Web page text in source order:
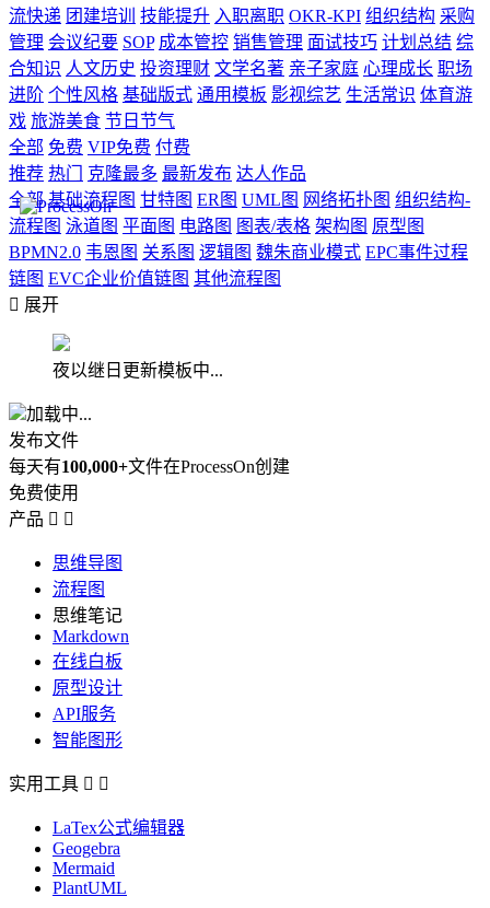
流快递 团建培训 技能提升 入职离职 OKR-KPI 组织结构 采购
管理 会议纪要 SOP 成本管控 销售管理 面试技巧 计划总结 综
合知识 人文历史 投资理财 文学名著 亲子家庭 心理成长 职场
进阶 个性风格 基础版式 通用模板 影视综艺 生活常识 体育游
戏 旅游美食 节日节气
全部 免费 VIP免费 付费
推荐 热门 克隆最多 最新发布 达人作品
全部 基础流程图 甘特图 ER图 UML图 网络拓扑图 组织结构-
流程图 泳道图 平面图 电路图 图表/表格 架构图 原型图
BPMN2.0 韦恩图 关系图 逻辑图 魏朱商业模式 EPC事件过程
链图 EVC企业价值链图 其他流程图
 展开
夜以继日更新模板中...
加载中...
发布文件
每天有100,000+文件在ProcessOn创建
免费使用
产品  
思维导图
流程图
思维笔记
Markdown
在线白板
原型设计
API服务
智能图形
实用工具  
LaTex公式编辑器
Geogebra
Mermaid
PlantUML